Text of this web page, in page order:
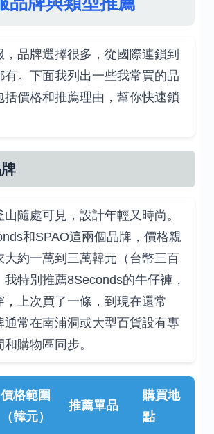
品牌選擇很多，從國際連鎖到
有。下面我列出一些我常買的品
括價格和推薦理由，幫你快速鎖
隨處可見，設計年輕又時尚。
和SPAO這兩個品牌，價格親
大約一萬到三萬韓元（台幣三百
特別推薦8Seconds的牛仔褲，
，上次買了一條，到現在還常
通常在南浦洞或大型百貨設有專
購物區同步。
價格範圍
（韓元）
推薦單品
購買地
點